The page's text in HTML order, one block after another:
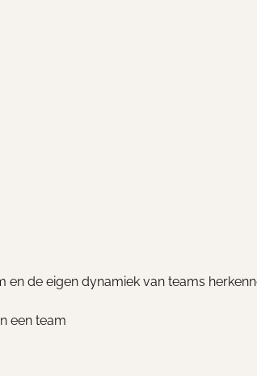
en de eigen dynamiek van teams
een team